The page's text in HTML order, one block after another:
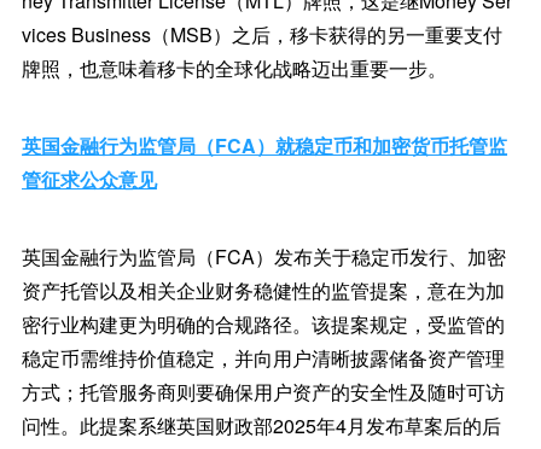
vices Business（MSB）之后，移卡获得的另一重要支付
牌照，也意味着移卡的全球化战略迈出重要一步。
英国金融行为监管局（FCA）就稳定币和加密货币托管监
管征求公众意见
英国金融行为监管局（FCA）发布关于稳定币发行、加密
资产托管以及相关企业财务稳健性的监管提案，意在为加
密行业构建更为明确的合规路径。该提案规定，受监管的
稳定币需维持价值稳定，并向用户清晰披露储备资产管理
方式；托管服务商则要确保用户资产的安全性及随时可访
问性。此提案系继英国财政部2025年4月发布草案后的后